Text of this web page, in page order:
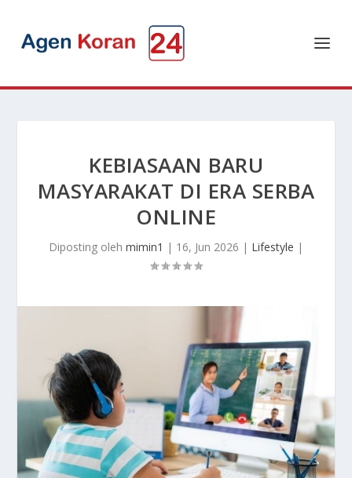
KEBIASAAN BARU
MASYARAKAT DI ERA SERBA
ONLINE
Diposting oleh mimin1 | 16, Jun 2026 | Lifestyle |